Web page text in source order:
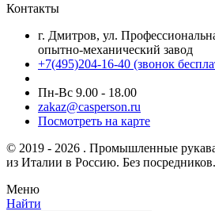
Контакты
г. Дмитров, ул.
опытно-механический завод
+7(495)204-16-40 (звонок
Пн-Вс 9.00 - 18.00
zakaz@casperson.ru
Посмотреть на карте
© 2019 - 2026 . Промышленные
из Италии в Россию. Без посредников.
Меню
Найти